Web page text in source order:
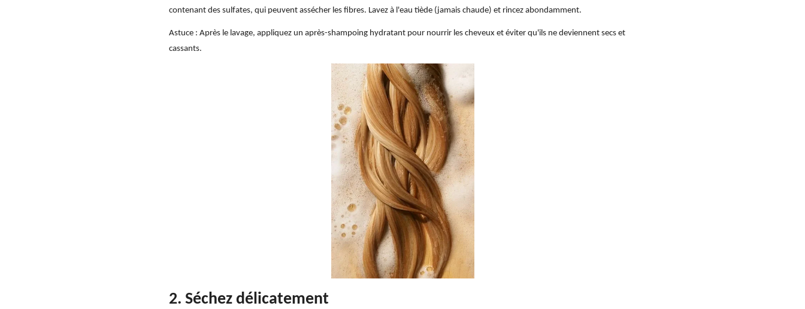
contenant des sulfates, qui peuvent assécher les fibres. Lavez à l'eau tiède (jamais chaude) et rincez abondamment.
Astuce : Après le lavage, appliquez un après-shampoing hydratant pour nourrir les cheveux et éviter qu'ils ne deviennent secs et
cassants.
2. Séchez délicatement